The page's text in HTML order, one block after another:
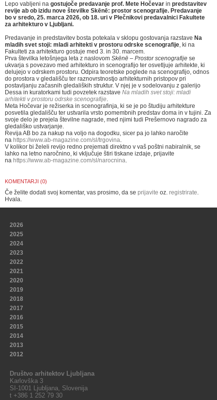
Lepo vabljeni na gostujoče predavanje prof. Mete Hočevar in predstavitev
revije ab ob izidu nove številke Skēnē: prostor scenografije. Predavanje
bo v sredo, 25. marca 2026, ob 18. uri v Plečnikovi predavalnici Fakultete
za arhitekturo v Ljubljani.
Predavanje in predstavitev bosta potekala v sklopu gostovanja razstave Na
mladih svet stoji: mladi arhitekti v prostoru odrske scenografije, ki na
Fakulteti za arhitekturo gostuje med 3. in 30. marcem.
Prva številka letošnjega leta z naslovom Skēnē – Prostor scenografije se
ukvarja s povezavo med arhitekturo in scenografijo ter osvetljuje arhitekte, ki
delujejo v odrskem prostoru. Odpira teoretske poglede na scenografijo, odnos
do prostora v gledališču ter raznovrstnostjo arhitekturnih pristopov pri
postavljanju začasnih gledaliških struktur. V njej je v sodelovanju z galerijo
Dessa in kuratorkami tudi povzetek razstave Na mladih svet stoji: mladi
arhitekti v prostoru odrske scenografije.
Meta Hočevar je režiserka in scenografinja, ki se je po študiju arhitekture
posvetila gledališču ter ustvarila vrsto pomembnih predstav doma in v tujini. Za
svoje delo je prejela številne nagrade, med njimi tudi Prešernovo nagrado za
gledališko ustvarjanje.
Revija AB bo za nakup na voljo na dogodku, sicer pa jo lahko naročite
na https://www.ab-magazine.com/sl/trgovina.
V kolikor bi želeli revijo redno prejemati direktno v vaš poštni nabiralnik, se
lahko na letno naročnino, ki vključuje štiri tiskane izdaje, prijavite
na https://www.ab-magazine.com/sl/narocnina.
KOMENTARJI (0)
Če želite dodati svoj komentar, vas prosimo, da se prijavite oz. registrirate.
Hvala.
2026
2025
2024
2023
2022
2021
2020
2019
2018
2017
2016
2015
2014
2013
2012
Društvo arhitektov Ljubljana
Karlovška 3
SI-1001 Ljubljana, Slovenija
t +386 1 252 79 30